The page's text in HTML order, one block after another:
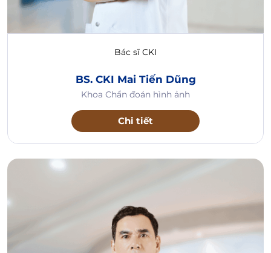
Bác sĩ CKI
BS. CKI Mai Tiến Dũng
Khoa Chẩn đoán hình ảnh
Chi tiết